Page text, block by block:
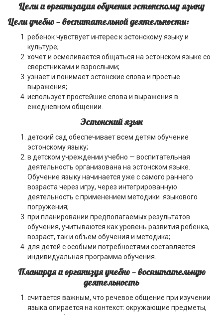
Цели и организация обучения эстонскому языку
Цели учебно — воспитательной деятельности:
ребенок чувствует интерес к эстонскому языку и
культуре;
хочет и осмеливается общаться на эстонском языке со
сверстниками и взрослыми;
узнает и понимает эстонские слова и простые
выражения;
использует простейшие слова и выражения в
ежедневном общении.
Эстонский язык
детский сад обеспечивает всем детям обучение
эстонскому языку;
в детском учреждении учебно — воспитательная
деятельность организована на эстонском языке.
Обучение языку начинается уже с самого раннего
возраста через игру, через интегрированную
деятельность с применением методики языкового
погружения;
при планировании предполагаемых результатов
обучения, учитываются как уровень развития ребенка,
возраст, так и объем обучения и методика;
для детей с особыми потребностями составляется
индивидуальная программа обучения.
Планируя и организуя учебно — воспитательную
деятельность
считается важным, что речевое общение при изучении
языка опирается на контекст: окружающие предметы,